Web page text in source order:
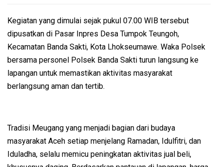
Kegiatan yang dimulai sejak pukul 07.00 WIB tersebut
dipusatkan di Pasar Inpres Desa Tumpok Teungoh,
Kecamatan Banda Sakti, Kota Lhokseumawe. Waka Polsek
bersama personel Polsek Banda Sakti turun langsung ke
lapangan untuk memastikan aktivitas masyarakat
berlangsung aman dan tertib.
Tradisi Meugang yang menjadi bagian dari budaya
masyarakat Aceh setiap menjelang Ramadan, Idulfitri, dan
Iduladha, selalu memicu peningkatan aktivitas jual beli,